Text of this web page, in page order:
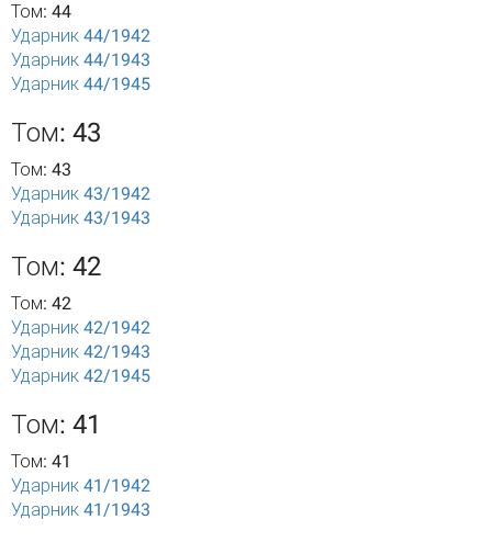
Том: 44
Ударник 44/1942
Ударник 44/1943
Ударник 44/1945
Том: 43
Том: 43
Ударник 43/1942
Ударник 43/1943
Том: 42
Том: 42
Ударник 42/1942
Ударник 42/1943
Ударник 42/1945
Том: 41
Том: 41
Ударник 41/1942
Ударник 41/1943